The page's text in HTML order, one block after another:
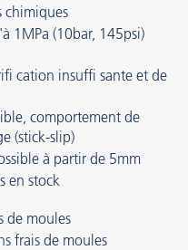
chimiques
1MPa (10bar, 145psi)
cation insuffi sante et de
comportement de
(stick-slip)
à partir de 5mm
en stock
de moules
frais de moules